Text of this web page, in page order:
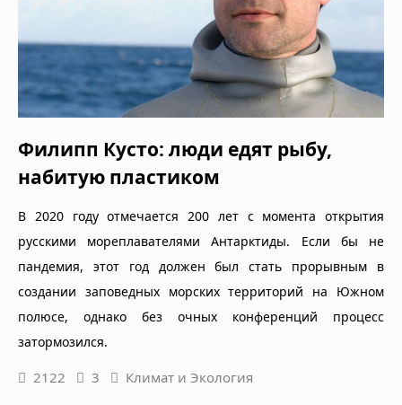
Филипп Кусто: люди едят рыбу,
набитую пластиком
В 2020 году отмечается 200 лет с момента открытия
русскими мореплавателями Антарктиды. Если бы не
пандемия, этот год должен был стать прорывным в
создании заповедных морских территорий на Южном
полюсе, однако без очных конференций процесс
затормозился.
2122 3 Климат и Экология